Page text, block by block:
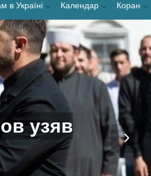
в Україні Календар Коран
узяв